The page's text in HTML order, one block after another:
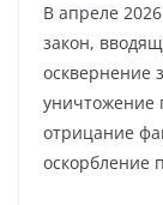
В апреле
закон,
осквернение
уничтожение
отрицание
оскорбление